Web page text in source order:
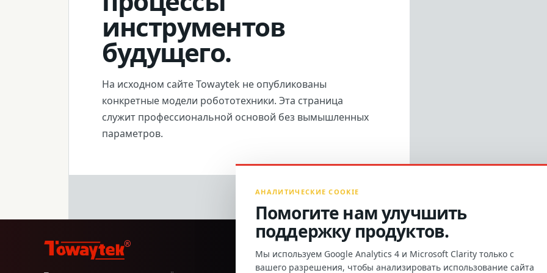
инструментов
будущего.
На исходном сайте Towaytek не опубликованы
конкретные модели робототехники. Эта страница
служит профессиональной основой без вымышленных
параметров.
®
АНАЛИТИЧЕСКИЕ COOKIE
Помогите нам улучшить
поддержку продуктов.
Мы используем Google Analytics 4 и Microsoft Clarity только с
вашего разрешения, чтобы анализировать использование сайта